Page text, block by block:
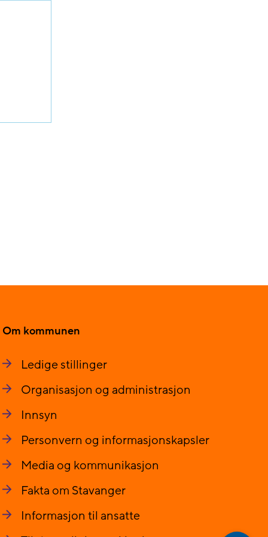
Om kommunen
Ledige stillinger
Organisasjon og administrasjon
Innsyn
Personvern og informasjonskapsler
Media og kommunikasjon
Fakta om Stavanger
Informasjon til ansatte